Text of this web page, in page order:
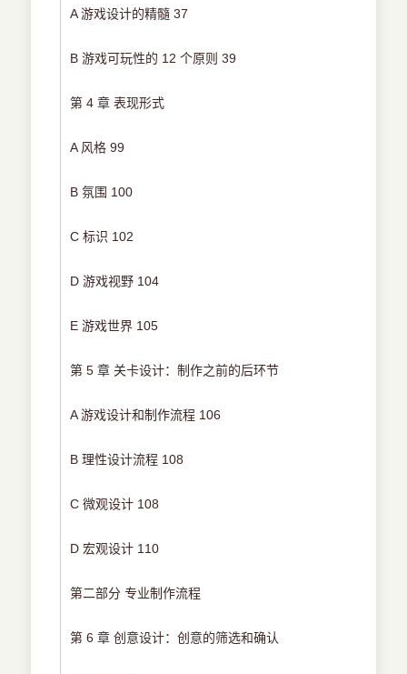
A 游戏设计的精髓 37
B 游戏可玩性的 12 个原则 39
第 4 章 表现形式
A 风格 99
B 氛围 100
C 标识 102
D 游戏视野 104
E 游戏世界 105
第 5 章 关卡设计：制作之前的后环节
A 游戏设计和制作流程 106
B 理性设计流程 108
C 微观设计 108
D 宏观设计 110
第二部分 专业制作流程
第 6 章 创意设计：创意的筛选和确认